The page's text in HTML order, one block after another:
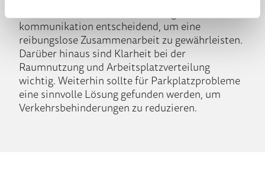
kommunikation entscheidend, um eine
reibungslose Zusammenarbeit zu gewährleisten.
Darüber hinaus sind Klarheit bei der
Raumnutzung und Arbeitsplatzverteilung
wichtig. Weiterhin sollte für Parkplatzprobleme
eine sinnvolle Lösung gefunden werden, um
Verkehrsbehinderungen zu reduzieren.